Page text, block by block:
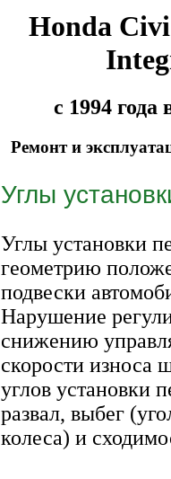
Honda
с 1994 года
Ремонт и
Углы
Углы установки
геометрию
подвески
Нарушение
снижению
скорости
углов установки
развал, выбег
колеса) и